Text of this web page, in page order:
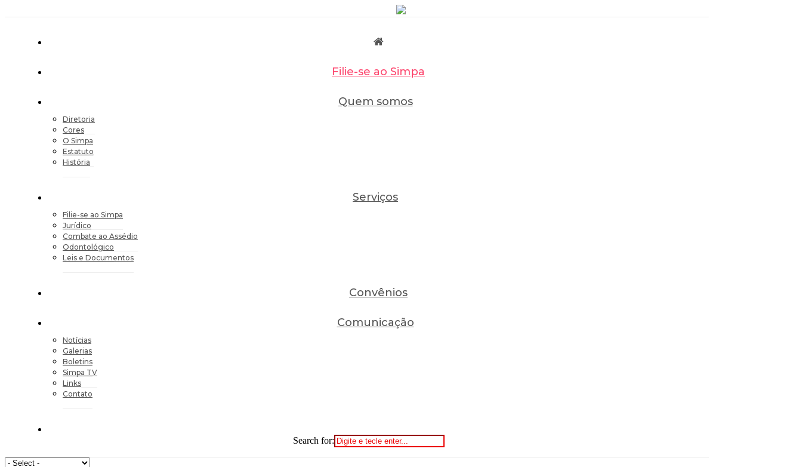
Filie-se ao Simpa
Quem somos
Diretoria
Cores
O Simpa
Estatuto
História
Serviços
Filie-se ao Simpa
Jurídico
Combate ao Assédio
Odontológico
Leis e Documentos
Convênios
Comunicação
Notícias
Galerias
Boletins
Simpa TV
Links
Contato
Search for: